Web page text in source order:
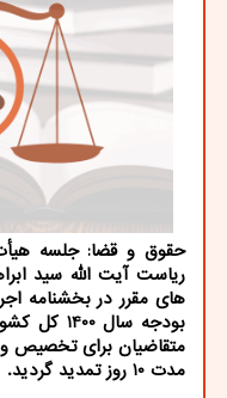
حقوق و قضا: جلسه هیأت
ریاست آیت الله سید
بودجه
متقاضیان برای تخصیص و
مدت 10 روز تمدید گردید.